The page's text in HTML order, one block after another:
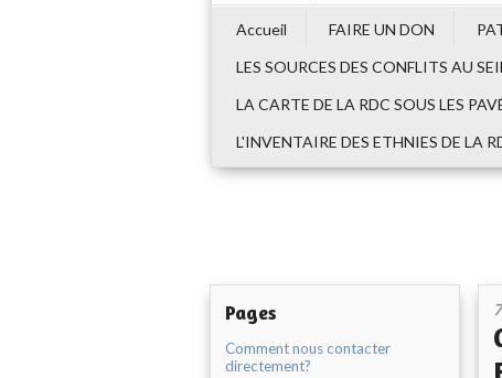
Accueil FAIRE UN DON
LES SOURCES DES CONFLITS AU
LA CARTE DE LA RDC SOUS LES
L'INVENTAIRE DES ETHNIES DE LA
Pages
Comment nous contacter
directement?